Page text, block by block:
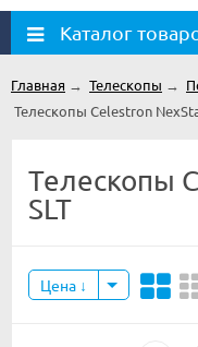
Каталог
Главная → Телескопы →
Телескопы Celestron
Телескопы
SLT
Цена